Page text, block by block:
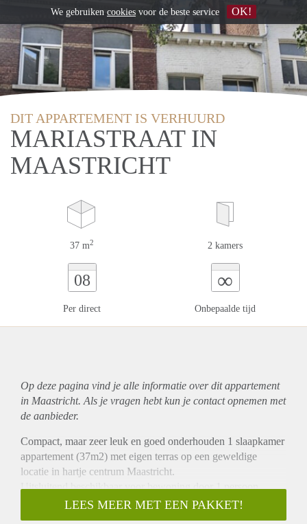
DIT APPARTEMENT IS VERHUURD
MARIASTRAAT IN
MAASTRICHT
37 m2 2 kamers
08
Per direct
∞
Onbepaalde tijd
Op deze pagina vind je alle informatie over ditappartement
in Maastricht. Als je vragen hebt kun je contact opnemen met
de aanbieder.
Compact, maar zeer leuk en goed onderhouden 1 slaapkamer
appartement (37m2) met eigen terras op een geweldige
locatie in hartje centrum Maastricht.
Uitsluitend beschikbaar voor bewoning door 1 persoon.
Het appartement is op de 2de verdieping gelegen.
De woonkamer met open keuken v.v. een moderne opstelling
LEES MEER MET EEN PAKKET!
We gebruiken cookies voor de beste service OK!